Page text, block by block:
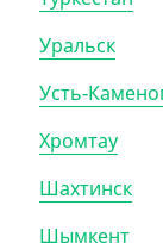
Уральск
Усть-
Хромтау
Шахтинск
Шымкент